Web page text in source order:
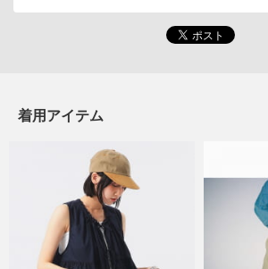
着用アイテム